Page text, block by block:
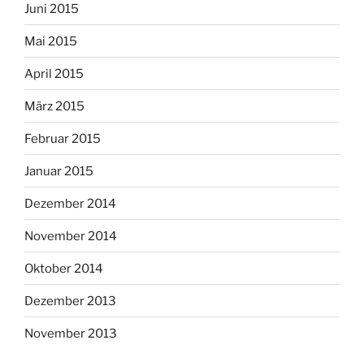
Juni 2015
Mai 2015
April 2015
März 2015
Februar 2015
Januar 2015
Dezember 2014
November 2014
Oktober 2014
Dezember 2013
November 2013